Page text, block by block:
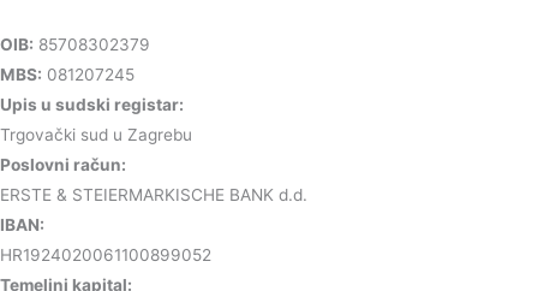
OIB: 85708302379
MBS: 081207245
Upis u sudski registar:
Trgovački sud u Zagrebu
Poslovni račun:
ERSTE & STEIERMARKISCHE BANK d.d.
IBAN:
HR1924020061100899052
Temeljni kapital: